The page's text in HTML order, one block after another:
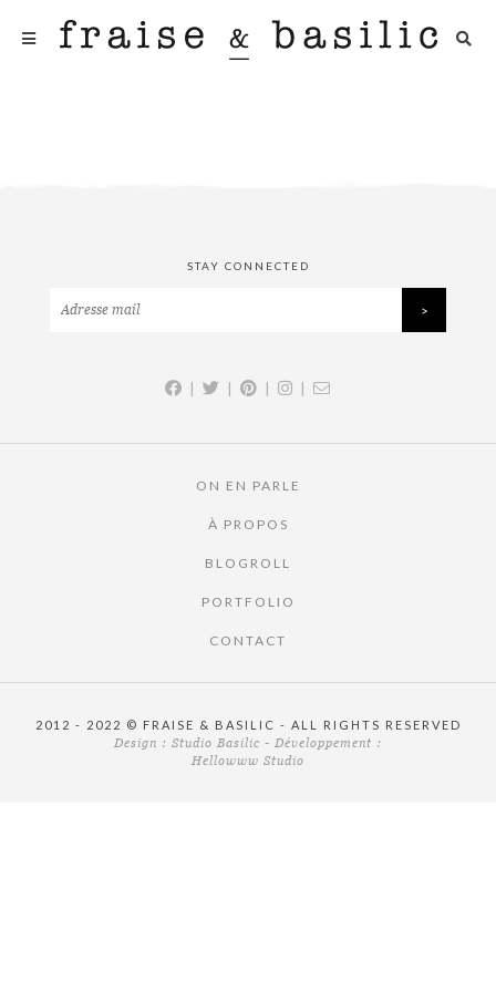
STAY CONNECTED
| | | |
ON EN PARLE
À PROPOS
BLOGROLL
PORTFOLIO
CONTACT
2012 - 2022 © FRAISE & BASILIC - ALL RIGHTS RESERVED
Design : Studio Basilic - Développement :
Hellowww Studio